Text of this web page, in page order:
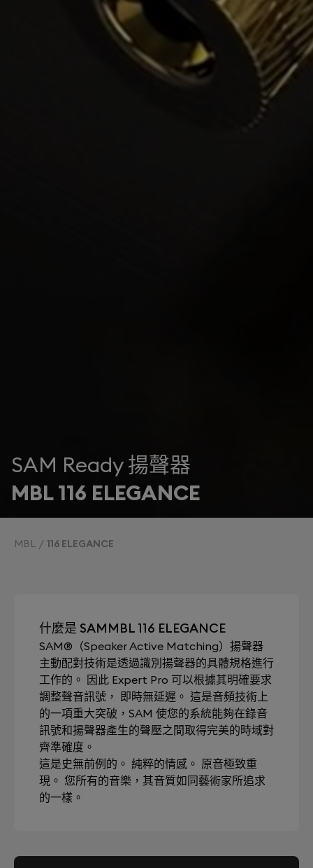
SAM Ready 揚聲器
MBL 116 ELEGANCE
MBL 116 ELEGANCE
什麼是 SAMMBL 116 ELEGANCE
SAM®（Speaker Active Matching）揚聲器
主動配對技術是透過識別揚聲器的具體規格進行
工作的。 因此 Expert Pro 可以根據其明確要求
調整聲音訊號， 即時無延遲。 這是音頻技術上
的一項重大突破，SAM 使您的系統能夠在錄音
訊號和揚聲器產生的聲壓之間取得完美的時域對
齊準確度。
這是史無前例的。 純粹的情感。 原音極致重
現。 您所有的音樂，其音質如同藝術家所追求
的一樣。